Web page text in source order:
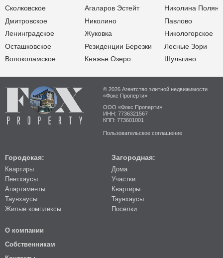
Сколковское
Дмитровское
Ленинградское
Осташковское
Волоколамское
Агаларов Эстейт
Николино
Жуковка
Резиденции Березки
Княжье Озеро
Николина Поляна
Павлово
Никологорское
Лесные Зори
Шульгино
© 2026 Агентство элитной недвижимости
«Фокс Проперти»
ООО «Фокс Проперти»
ИНН: 7736321567
КПП: 773601001
Пользовательское соглашение
Городская:
Квартиры
Пентхаусы
Апартаменты
Таунхаусы
Жилые комплексы
Загородная:
Дома
Участки
Квартиры
Таунхаусы
Поселки
О компании
Собственникам